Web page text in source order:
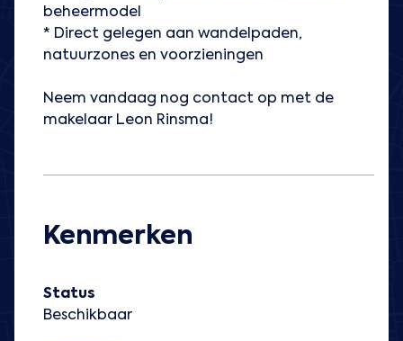
beheermodel
* Direct gelegen aan wandelpaden,
natuurzones en voorzieningen
Neem vandaag nog contact op met de
makelaar Leon Rinsma!
Kenmerken
Status
Beschikbaar